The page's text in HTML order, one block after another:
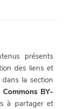
présents
des liens et
la section
Commons BY-
à partager et